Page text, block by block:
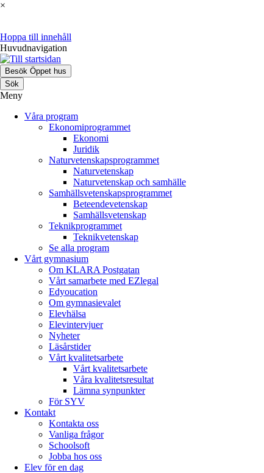
×
Hoppa till innehåll
Huvudnavigation
Besök Öppet hus
Sök
Meny
Våra program
Ekonomiprogrammet
Ekonomi
Juridik
Naturvetenskapsprogrammet
Naturvetenskap
Naturvetenskap och samhälle
Samhällsvetenskaps­programmet
Beteendevetenskap
Samhällsvetenskap
Teknikprogrammet
Teknikvetenskap
Se alla program
Vårt gymnasium
Om KLARA Postgatan
Vårt samarbete med EZlegal
Edyoucation
Om gymnasievalet
Elevhälsa
Elevintervjuer
Nyheter
Läsårstider
Vårt kvalitetsarbete
Vårt kvalitetsarbete
Våra kvalitetsresultat
Lämna synpunkter
För SYV
Kontakt
Kontakta oss
Vanliga frågor
Schoolsoft
Jobba hos oss
Elev för en dag